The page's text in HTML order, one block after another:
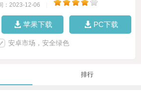
：2023-12-06
苹果下载 PC下载
安卓市场，安全绿色
排行